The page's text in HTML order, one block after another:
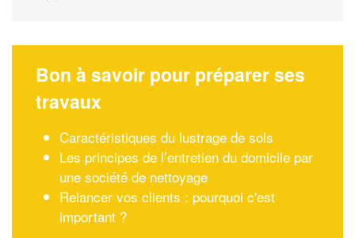
Bon à savoir pour préparer ses
travaux
Caractéristiques du lustrage de sols
Les principes de l’entretien du domicile par
une société de nettoyage
Relancer vos clients : pourquoi c'est
important ?